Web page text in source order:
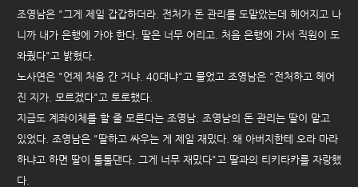
조영남은 "그게 제일 갑갑하더라. 전처가 돈 관리를 도맡았는데 헤어지고 나
니까 내가 은행에 가야 한다. 딸은 너무 어리고. 처음 은행에 가서 직원이 도
와줬다"고 밝혔다.
노사연은 "언제 처음 간 거냐. 40대냐"고 물었고 조영남은 "전처하고 헤어
진 지가. 모르겠다"고 토로했다.
지금도 계좌이체를 할 줄 모른다는 조영남. 조영남의 돈 관리는 딸이 맡고
있었다. 조영남은 "딸하고 싸우는 게 제일 재밌다. 왜 아버지한테 오라 마라
하냐고 하면 딸이 툴툴댄다. 그게 너무 재밌다"고 딸과의 티키타카를 자랑했
다.